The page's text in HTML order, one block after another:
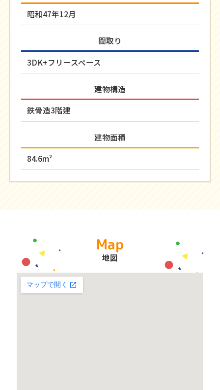
昭和47年12月
間取り
3DK+フリースペース
建物構造
鉄骨造3階建
建物面積
84.6m²
Map
地図